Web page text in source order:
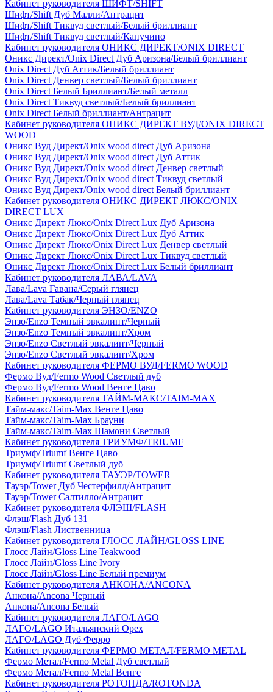
Кабинет руководителя ШИФТ/SHIFT
Шифт/Shift Дуб Малли/Антрацит
Шифт/Shift Тиквуд светлый/Белый бриллиант
Шифт/Shift Тиквуд светлый/Капучино
Кабинет руководителя ОНИКС ДИРЕКТ/ONIX DIRECT
Оникс Директ/Onix Direct Дуб Аризона/Белый бриллиант
Onix Direct Дуб Аттик/Белый бриллиант
Onix Direct Денвер светлый/Белый бриллиант
Onix Direct Белый Бриллиант/Белый металл
Onix Direct Тиквуд светлый/Белый бриллиант
Onix Direct Белый бриллиант/Антрацит
Кабинет руководителя ОНИКС ДИРЕКТ ВУД/ONIX DIRECT
WOOD
Оникс Вуд Директ/Onix wood direct Дуб Аризона
Оникс Вуд Директ/Onix wood direct Дуб Аттик
Оникс Вуд Директ/Onix wood direct Денвер светлый
Оникс Вуд Директ/Onix wood direct Тиквуд светлый
Оникс Вуд Директ/Onix wood direct Белый бриллиант
Кабинет руководителя ОНИКС ДИРЕКТ ЛЮКС/ONIX
DIRECT LUX
Оникс Директ Люкс/Onix Direct Lux Дуб Аризона
Оникс Директ Люкс/Onix Direct Lux Дуб Аттик
Оникс Директ Люкс/Onix Direct Lux Денвер светлый
Оникс Директ Люкс/Onix Direct Lux Тиквуд светлый
Оникс Директ Люкс/Onix Direct Lux Белый бриллиант
Кабинет руководителя ЛАВА/LAVA
Лава/Lava Гавана/Серый глянец
Лава/Lava Табак/Черный глянец
Кабинет руководителя ЭНЗО/ENZO
Энзо/Enzo Темный эвкалипт/Черный
Энзо/Enzo Темный эвкалипт/Хром
Энзо/Enzo Светлый эвкалипт/Черный
Энзо/Enzo Светлый эвкалипт/Хром
Кабинет руководителя ФЕРМО ВУД/FERMO WOOD
Фермо Вуд/Fermo Wood Светлый дуб
Фермо Вуд/Fermo Wood Венге Цаво
Кабинет руководителя ТАЙМ-МАКС/TAIM-MAX
Тайм-макс/Taim-Max Венге Цаво
Тайм-макс/Taim-Max Брауни
Тайм-макс/Taim-Max Шамони Светлый
Кабинет руководителя ТРИУМФ/TRIUMF
Триумф/Triumf Венге Цаво
Триумф/Triumf Светлый дуб
Кабинет руководителя ТАУЭР/TOWER
Тауэр/Tower Дуб Честерфилд/Антрацит
Тауэр/Tower Салтилло/Антрацит
Кабинет руководителя ФЛЭШ/FLASH
Флэш/Flash Дуб 131
Флэш/Flash Лиственница
Кабинет руководителя ГЛОСС ЛАЙН/GLOSS LINE
Глосс Лайн/Gloss Line Teakwood
Глосс Лайн/Gloss Line Ivory
Глосс Лайн/Gloss Line Белый премиум
Кабинет руководителя АНКОНА/ANCONA
Анкона/Ancona Черный
Анкона/Ancona Белый
Кабинет руководителя ЛАГО/LAGO
ЛАГО/LAGO Итальянский Орех
ЛАГО/LAGO Дуб Ферро
Кабинет руководителя ФЕРМО МЕТАЛ/FERMO METAL
Фермо Метал/Fermo Metal Дуб светлый
Фермо Метал/Fermo Metal Венге
Кабинет руководителя РОТОНДА/ROTONDA